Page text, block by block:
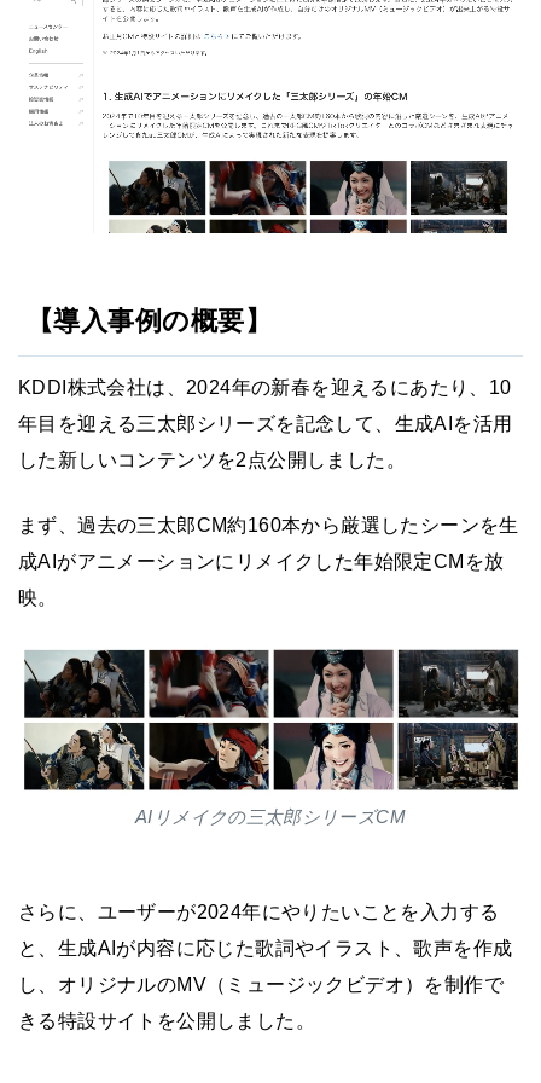
【導入事例の概要】
KDDI株式会社は、2024年の新春を迎えるにあたり、10
年目を迎える三太郎シリーズを記念して、生成AIを活用
した新しいコンテンツを2点公開しました。
まず、過去の三太郎CM約160本から厳選したシーンを生
成AIがアニメーションにリメイクした年始限定CMを放
映。
AIリメイクの三太郎シリーズCM
さらに、ユーザーが2024年にやりたいことを入力する
と、生成AIが内容に応じた歌詞やイラスト、歌声を作成
し、オリジナルのMV（ミュージックビデオ）を制作で
きる特設サイトを公開しました。